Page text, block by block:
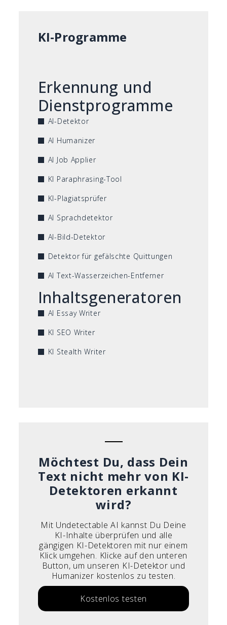
KI-Programme
Erkennung und
Dienstprogramme
AI-Detektor
AI Humanizer
AI Job Applier
KI Paraphrasing-Tool
KI-Plagiatsprüfer
AI Sprachdetektor
AI-Bild-Detektor
Detektor für gefälschte Quittungen
AI Text-Wasserzeichen-Entferner
Inhaltsgeneratoren
AI Essay Writer
KI SEO Writer
KI Stealth Writer
Möchtest Du, dass Dein
Text nicht mehr von KI-
Detektoren erkannt
wird?
Mit Undetectable AI kannst Du Deine
KI-Inhalte überprüfen und alle
gängigen KI-Detektoren mit nur einem
Klick umgehen. Klicke auf den unteren
Button, um unseren KI-Detektor und
Humanizer kostenlos zu testen.
Kostenlos testen